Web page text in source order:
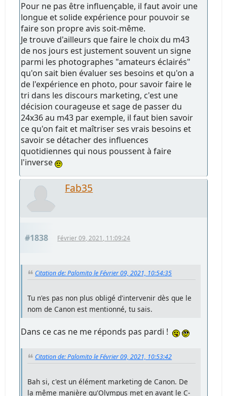
Pour ne pas être influençable, il faut avoir une
longue et solide expérience pour pouvoir se
faire son propre avis soit-même.
Je trouve d'ailleurs que faire le choix du m43
de nos jours est justement souvent un signe
parmi les photographes "amateurs éclairés"
qu'on sait bien évaluer ses besoins et qu'on a
de l'expérience en photo, pour savoir faire le
tri dans les discours marketing, c'est une
décision courageuse et sage de passer du
24x36 au m43 par exemple, il faut bien savoir
ce qu'on fait et maîtriser ses vrais besoins et
savoir se détacher des influences
quotidiennes qui nous poussent à faire
l'inverse
Fab35
#1838 Février 09, 2021, 11:09:24
Citation de: Palomito le Février 09, 2021, 10:54:35
Tu n'es pas non plus obligé d'intervenir dès que le
nom de Canon est mentionné, tu sais.
Dans ce cas ne me réponds pas pardi !
Citation de: Palomito le Février 09, 2021, 10:53:42
Bah si, c'est un élément marketing de Canon. De
la même manière qu'Olympus met en avant le C-